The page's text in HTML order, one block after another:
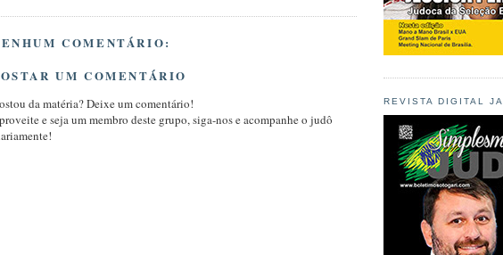
COMENTÁRIO:
UM COMENTÁRIO
da matéria? Deixe um comentário!
e seja um membro deste grupo, siga-nos e acompanhe o judô
REVISTA DIGITAL